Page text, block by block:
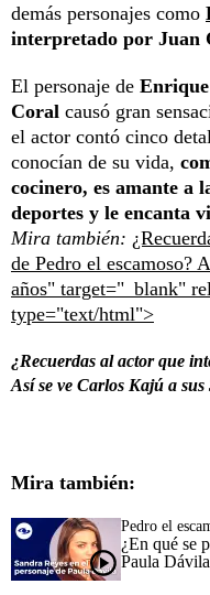
demás personajes como
interpretado por Juan
El personaje de
Coral causó gran
el actor contó cinco
conocían de su vida,
cocinero, es amante a
deportes y le encanta
Mira también:
de Pedro el escamoso?
años" target="_blank"
type="text/html">
¿Recuerdas al actor que
Así se ve Carlos Kajú a sus
Mira también:
Pedro el
¿En qué se
Paula